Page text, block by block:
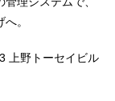
。
上野トーセイビル